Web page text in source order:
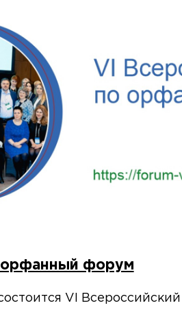
орфанный форум
VI